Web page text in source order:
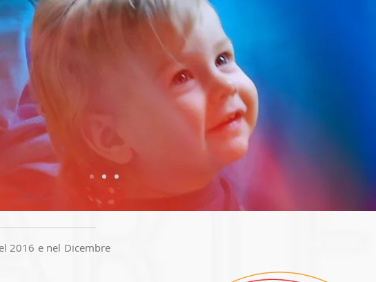
2016 e nel Dicembre